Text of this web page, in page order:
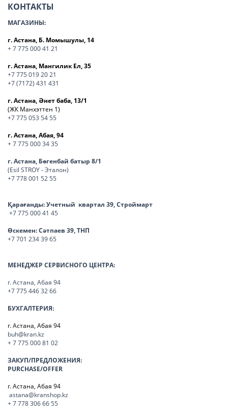
КОНТАКТЫ
МАГАЗИНЫ:
г. Астана, Б. Момышулы, 14
+ 7 775 000 41 21
г. Астана, Мангилик Ел, 35
+7 775 019 20 21
+7 (7172) 431 431
г. Астана, Әнет баба, 13/1
(ЖК Манхэттен 1)
+7 775 053 54 55
г. Астана, Абая, 94
+ 7 775 000 34 35
г. Астана, Бөгенбай батыр 8/1
(Esil STROY - Эталон)
+7 778 001 52 55
Қарағанды:Учетный квартал 39, Строймарт
+7 775 000 41 45
Өскемен:Сәтпаев 39, ТНП
+7 701 234 39 65
МЕНЕДЖЕР СЕРВИСНОГО ЦЕНТРА:
г. Астана, Абая 94
+7 775 446 32 66
БУХГАЛТЕРИЯ:
г. Астана, Абая 94
buh@kran.kz
+ 7 775 000 81 02
ЗАКУП/ПРЕДЛОЖЕНИЯ:
PURCHASE/OFFER
г. Астана, Абая 94
astana@kranshop.kz
+ 7 778 306 66 55